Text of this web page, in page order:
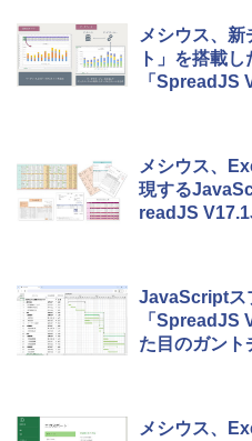
メシウス、新
ト」を搭載
「SpreadJS
メシウス、
現する
readJS
JavaScriptス
「SpreadJS
た目のガント
メシウス、